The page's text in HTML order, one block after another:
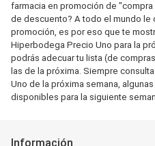
farmacia en promoción de "compra
de descuento? A todo el mundo le
promoción, es por eso que te
Hiperbodega Precio Uno para la
podrás adecuar tu lista (de
las de la próxima. Siempre
Uno de la próxima semana,
disponibles para la siguiente
Información